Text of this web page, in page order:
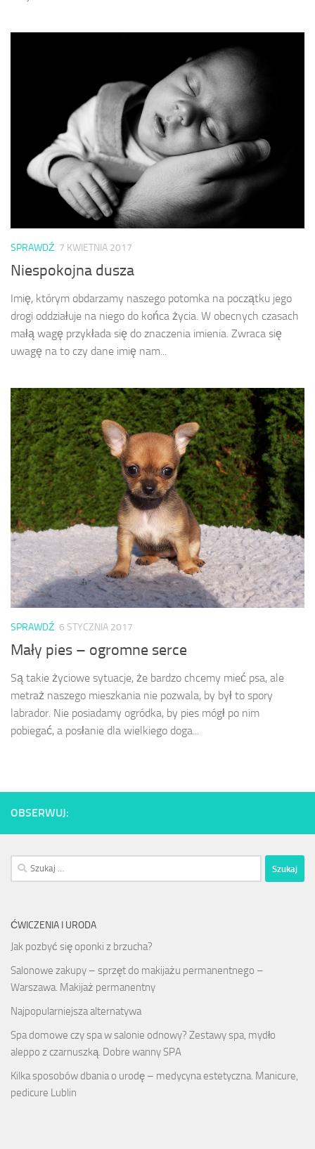
SPRAWDŹ 7 KWIETNIA 2017
Niespokojna dusza
Imię, którym obdarzamy naszego potomka na początku jego
drogi oddziałuje na niego do końca życia. W obecnych czasach
małą wagę przykłada się do znaczenia imienia. Zwraca się
uwagę na to czy dane imię nam...
SPRAWDŹ 6 STYCZNIA 2017
Mały pies – ogromne serce
Są takie życiowe sytuacje, że bardzo chcemy mieć psa, ale
metraż naszego mieszkania nie pozwala, by był to spory
labrador. Nie posiadamy ogródka, by pies mógł po nim
pobiegać, a posłanie dla wielkiego doga...
OBSERWUJ:
Szukaj:
ĆWICZENIA I URODA
Jak pozbyć się oponki z brzucha?
Salonowe zakupy – sprzęt do makijażu permanentnego –
Warszawa. Makijaż permanentny
Najpopularniejsza alternatywa
Spa domowe czy spa w salonie odnowy? Zestawy spa, mydło
aleppo z czarnuszką. Dobre wanny SPA
Kilka sposobów dbania o urodę – medycyna estetyczna. Manicure,
pedicure Lublin